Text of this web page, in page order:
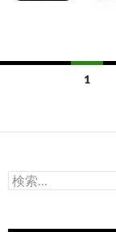
ナ
ゲ
1
検
索: